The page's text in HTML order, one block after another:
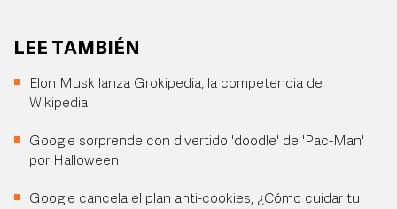
LEE TAMBIÉN
Elon Musk lanza Grokipedia, la competencia de
Wikipedia
Google sorprende con divertido 'doodle' de 'Pac-Man'
por Halloween
Google cancela el plan anti-cookies, ¿Cómo cuidar tu